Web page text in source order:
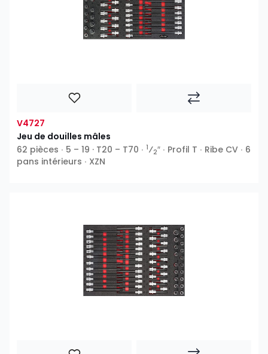
V4727
Jeu de douilles mâles
62 pièces ∙ 5 – 19 · T20 – T70 ∙ 1⁄2″ ∙ Profil T ∙ Ribe CV ∙ 6
pans intérieurs ∙ XZN